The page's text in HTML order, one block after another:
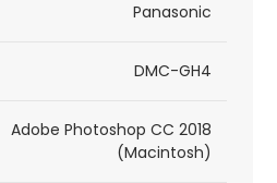
Panasonic
DMC-GH4
Adobe Photoshop CC 2018
(Macintosh)